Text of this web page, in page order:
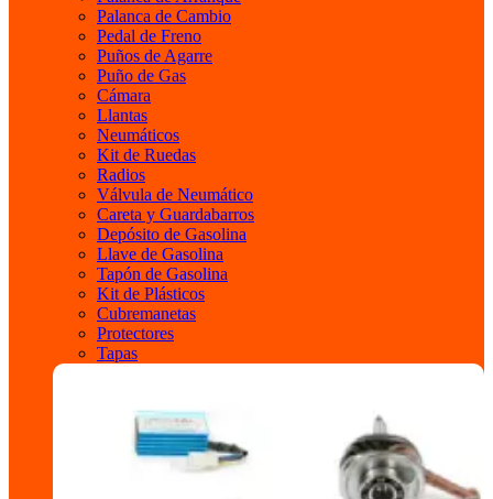
Palanca de Cambio
Pedal de Freno
Puños de Agarre
Puño de Gas
Cámara
Llantas
Neumáticos
Kit de Ruedas
Radios
Válvula de Neumático
Careta y Guardabarros
Depósito de Gasolina
Llave de Gasolina
Tapón de Gasolina
Kit de Plásticos
Cubremanetas
Protectores
Tapas